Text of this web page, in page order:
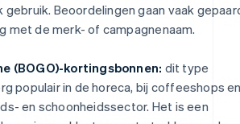
gebruik. Beoordelingen gaan vaak
met de merk- of campagnenaam.
(BOGO)-kortingsbonnen: dit type
populair in de horeca, bij coffeeshops
en schoonheidssector. Het is een